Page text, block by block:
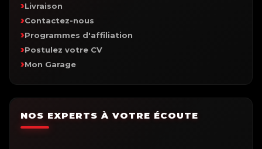
Livraison
Contactez-nous
Programmes d'affiliation
Postulez votre CV
Mon Garage
NOS EXPERTS À VOTRE ÉCOUTE